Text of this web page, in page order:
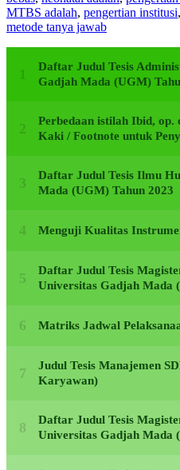
MTBS adalah, pengertian institusi,
metode tanya jawab
Daftar Judul Tesis
Gadjah Mada (UGM)
Perbedaan istilah Ibid,
Kaki / Footnote untuk
Daftar Judul Tesis Ilmu
Mada (UGM) Tahun 2023
Menguji Kualitas
Daftar Judul Tesis
Universitas Gadjah Mada
Matriks Jadwal
Judul Tesis Manajemen
Karyawan)
Daftar Judul Tesis
Universitas Gadjah Mada